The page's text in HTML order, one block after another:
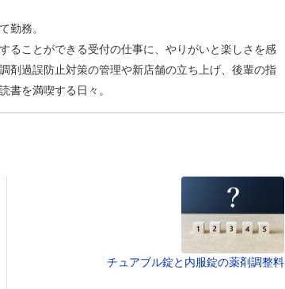
勤務。
ることができる受付の仕事に、やりがいと楽しさを感
剤過誤防止対策の管理や新店舗の立ち上げ、後輩の指
書を満喫する日々。
チュアブル錠と内服錠の薬剤調整料